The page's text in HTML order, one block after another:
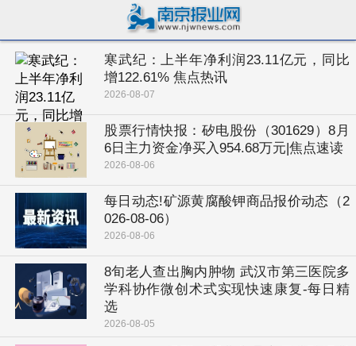
寒武纪：上半年净利润23.11亿元，同比
增122.61% 焦点热讯
2026-08-07
股票行情快报：矽电股份（301629）8月
6日主力资金净买入954.68万元|焦点速读
2026-08-06
每日动态!矿源黄腐酸钾商品报价动态（2
026-08-06）
2026-08-06
8旬老人查出胸内肿物 武汉市第三医院多
学科协作微创术式实现快速康复-每日精
选
2026-08-05